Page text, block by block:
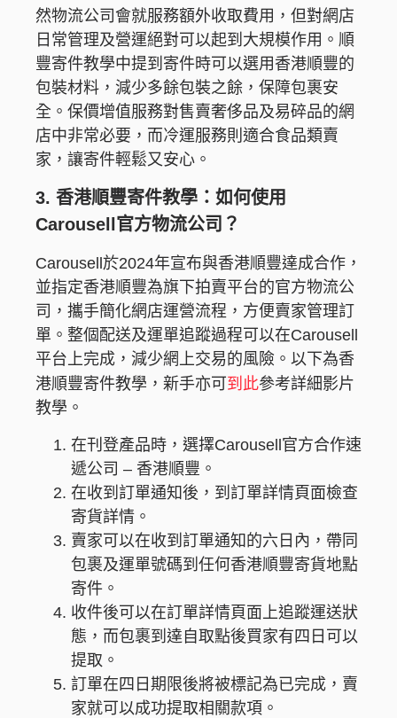
然物流公司會就服務額外收取費用，但對網店
日常管理及營運絕對可以起到大規模作用。順
豐寄件教學中提到寄件時可以選用香港順豐的
包裝材料，減少多餘包裝之餘，保障包裹安
全。保價增值服務對售賣奢侈品及易碎品的網
店中非常必要，而冷運服務則適合食品類賣
家，讓寄件輕鬆又安心。
3. 香港順豐寄件教學：如何使用
Carousell官方物流公司？
Carousell於2024年宣布與香港順豐達成合作，
並指定香港順豐為旗下拍賣平台的官方物流公
司，攜手簡化網店運營流程，方便賣家管理訂
單。整個配送及運單追蹤過程可以在Carousell
平台上完成，減少網上交易的風險。以下為香
港順豐寄件教學，新手亦可 到此參考詳細影片
教學。
在刊登產品時，選擇Carousell官方合作速
遞公司 – 香港順豐。
在收到訂單通知後，到訂單詳情頁面檢查
寄貨詳情。
賣家可以在收到訂單通知的六日內，帶同
包裹及運單號碼到任何香港順豐寄貨地點
寄件。
收件後可以在訂單詳情頁面上追蹤運送狀
態，而包裹到達自取點後買家有四日可以
提取。
訂單在四日期限後將被標記為已完成，賣
家就可以成功提取相關款項。